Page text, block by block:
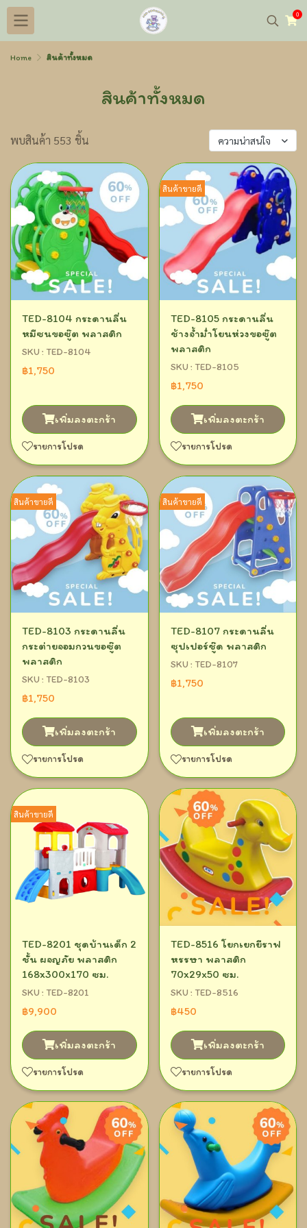
0
Home สินค้าทั้งหมด
สินค้าทั้งหมด
พบสินค้า 553 ชิ้น ความน่าสนใจ
TED-8104 กระดานลื่น
หมีซนขอซู๊ต พลาสติก
SKU : TED-8104
฿1,750
เพิ่มลงตะกร้า
รายการโปรด
สินค้าขายดี
TED-8105 กระดานลื่น
ช้างจ้ำม่ำโยนห่วงขอซู๊ต
พลาสติก
SKU : TED-8105
฿1,750
เพิ่มลงตะกร้า
รายการโปรด
สินค้าขายดี
TED-8103 กระดานลื่น
กระต่ายจอมกวนขอซู๊ต
พลาสติก
SKU : TED-8103
฿1,750
เพิ่มลงตะกร้า
รายการโปรด
สินค้าขายดี
TED-8107 กระดานลื่น
ซุปเปอร์ชู๊ด พลาสติก
SKU : TED-8107
฿1,750
เพิ่มลงตะกร้า
รายการโปรด
สินค้าขายดี
TED-8201 ชุดบ้านเด็ก 2
ชั้น ผจญภัย พลาสติก
168x300x170 ซม.
SKU : TED-8201
฿9,900
เพิ่มลงตะกร้า
รายการโปรด
TED-8516 โยกเยกยีราฟ
หรรษา พลาสติก
70x29x50 ซม.
SKU : TED-8516
฿450
เพิ่มลงตะกร้า
รายการโปรด